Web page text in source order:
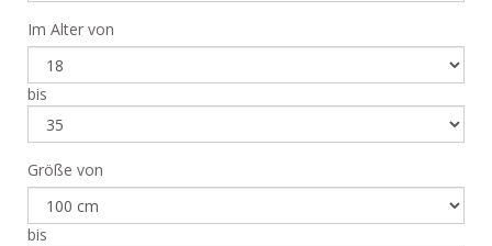
Im Alter von
bis
Größe von
bis